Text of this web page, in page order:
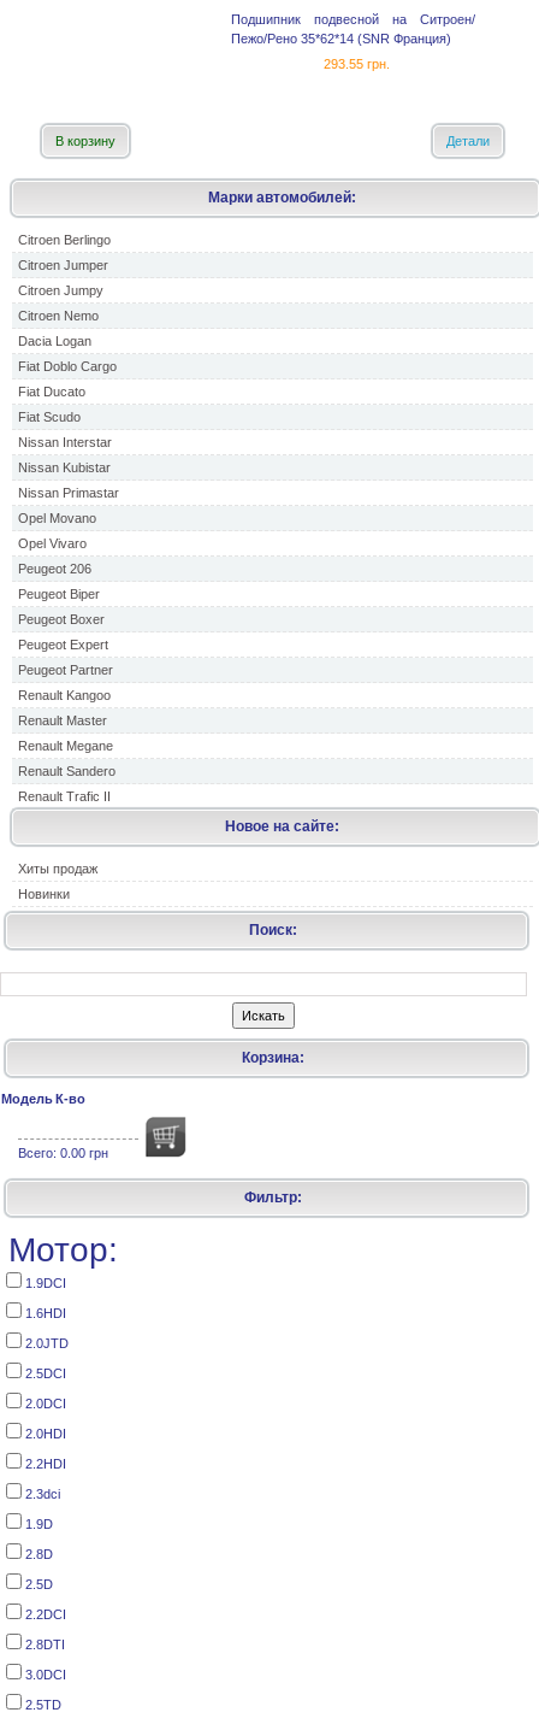
Марки автомобилей:
Citroen Berlingo
Citroen Jumper
Citroen Jumpy
Citroen Nemo
Dacia Logan
Fiat Doblo Cargo
Fiat Ducato
Fiat Scudo
Nissan Interstar
Nissan Kubistar
Nissan Primastar
Opel Movano
Opel Vivaro
Peugeot 206
Peugeot Biper
Peugeot Boxer
Peugeot Expert
Peugeot Partner
Renault Kangoo
Renault Master
Renault Megane
Renault Sandero
Renault Trafic II
Новое на сайте:
Хиты продаж
Новинки
Подшипник подвесной на Ситроен/
Пежо/Рено 35*62*14 (SNR Франция)
293.55 грн.
В корзину Детали
Поиск:
Корзина:
Модель К-во
Всего: 0.00 грн
Фильтр:
Мотор:
1.9DCI
1.6HDI
2.0JTD
2.5DCI
2.0DCI
2.0HDI
2.2HDI
2.3dci
1.9D
2.8D
2.5D
2.2DCI
2.8DTI
3.0DCI
2.5TD